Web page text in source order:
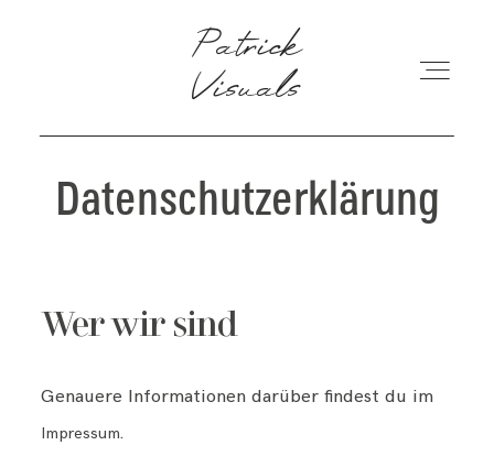
Patrick
Visuals
Patrick Visuals
Datenschutzerklärung
Wer wir sind
Genauere Informationen darüber findest du im
Impressum.